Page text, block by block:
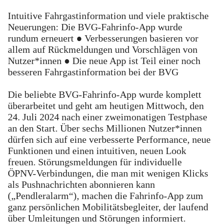
Intuitive Fahrgastinformation und viele praktische
Neuerungen: Die BVG-Fahrinfo-App wurde
rundum erneuert ● Verbesserungen basieren vor
allem auf Rückmeldungen und Vorschlägen von
Nutzer*innen ● Die neue App ist Teil einer noch
besseren Fahrgastinformation bei der BVG
Die beliebte BVG-Fahrinfo-App wurde komplett
überarbeitet und geht am heutigen Mittwoch, den
24. Juli 2024 nach einer zweimonatigen Testphase
an den Start. Über sechs Millionen Nutzer*innen
dürfen sich auf eine verbesserte Performance, neue
Funktionen und einen intuitiven, neuen Look
freuen. Störungsmeldungen für individuelle
ÖPNV-Verbindungen, die man mit wenigen Klicks
als Pushnachrichten abonnieren kann
(„Pendleralarm“), machen die Fahrinfo-App zum
ganz persönlichen Mobilitätsbegleiter, der laufend
über Umleitungen und Störungen informiert.